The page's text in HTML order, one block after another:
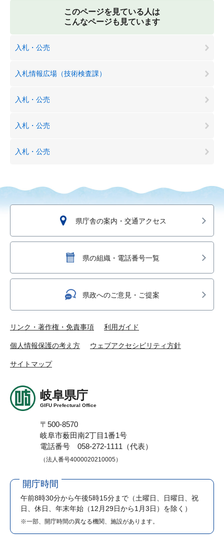
このページを見ている人は
こんなページも見ています
入札・公売
入札情報広場（技術検査課）
入札・公売
入札・公売
入札・公売
県庁舎の案内・交通アクセス
県の組織・電話番号一覧
県政へのご意見・ご提案
リンク・著作権・免責事項 利用ガイド
個人情報保護の考え方 ウェブアクセシビリティ方針
サイトマップ
岐阜県庁
GIFU Prefectural Office
〒500-8570
岐阜市薮田南2丁目1番1号
電話番号 058-272-1111（代表）
（法人番号4000020210005）
開庁時間
午前8時30分から午後5時15分まで （土曜日、日曜日、祝
日、休日、年末年始（12月29日から1月3日）を除く）
※一部、開庁時間の異なる機関、施設があります。